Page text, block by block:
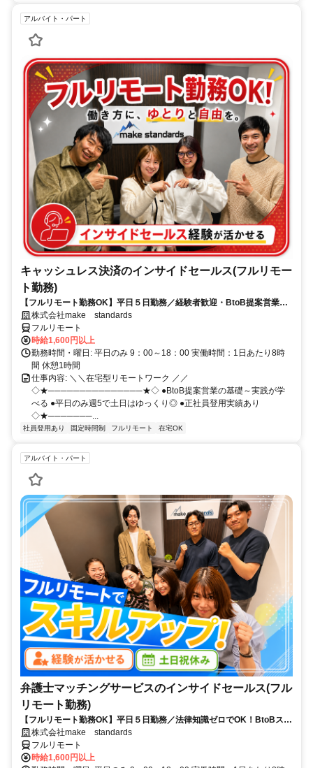
アルバイト・パート
キャッシュレス決済のインサイドセールス(フルリモー
ト勤務)
【フルリモート勤務OK】平日５日勤務／経験者歓迎・BtoB提案営業で
スキルアップ
株式会社make standards
フルリモート
時給1,600円以上
勤務時間・曜日: 平日のみ 9：00～18：00 実働時間：1日あたり8時
間 休憩1時間
仕事内容: ＼＼在宅型リモートワーク ／／
◇★───────────────★◇ ●BtoB提案営業の基礎～実践が学
べる ●平日のみ週5で土日はゆっくり◎ ●正社員登用実績あり
◇★───────...
社員登用あり 固定時間制 フルリモート 在宅OK
アルバイト・パート
弁護士マッチングサービスのインサイドセールス(フル
リモート勤務)
【フルリモート勤務OK】平日５日勤務／法律知識ゼロでOK！BtoBスキ
ルが身につく営業職
株式会社make standards
フルリモート
時給1,600円以上